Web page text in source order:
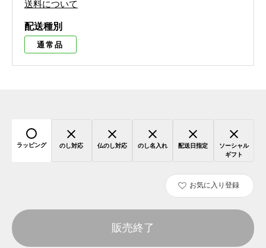
送料について
配送種別
通常品
ラッピング のし対応 仏のし対応 のし名入れ 配送日指定
ソーシャル
ギフト
お気に入り登録
販売終了